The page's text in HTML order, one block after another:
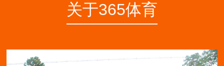
关于365体育